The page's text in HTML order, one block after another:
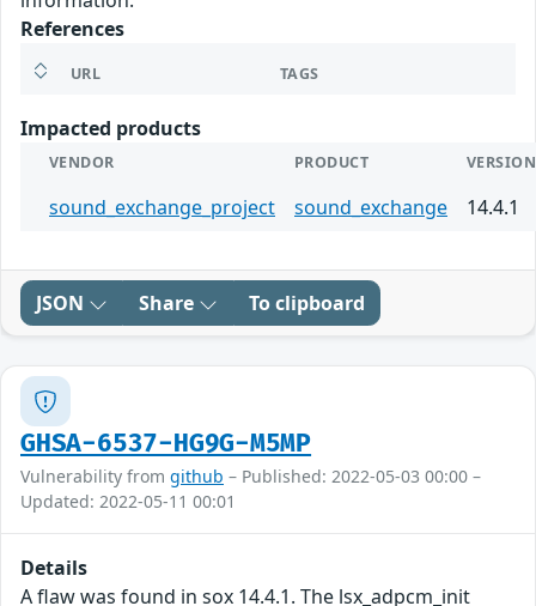
References
URL TAGS
Impacted products
VENDOR PRODUCT VERSION
sound_exchange_project sound_exchange 14.4.1
JSON Share To clipboard
GHSA-6537-HG9G-M5MP
Vulnerability from github – Published: 2022-05-03 00:00 –
Updated: 2022-05-11 00:01
Details
A flaw was found in sox 14.4.1. The lsx_adpcm_init